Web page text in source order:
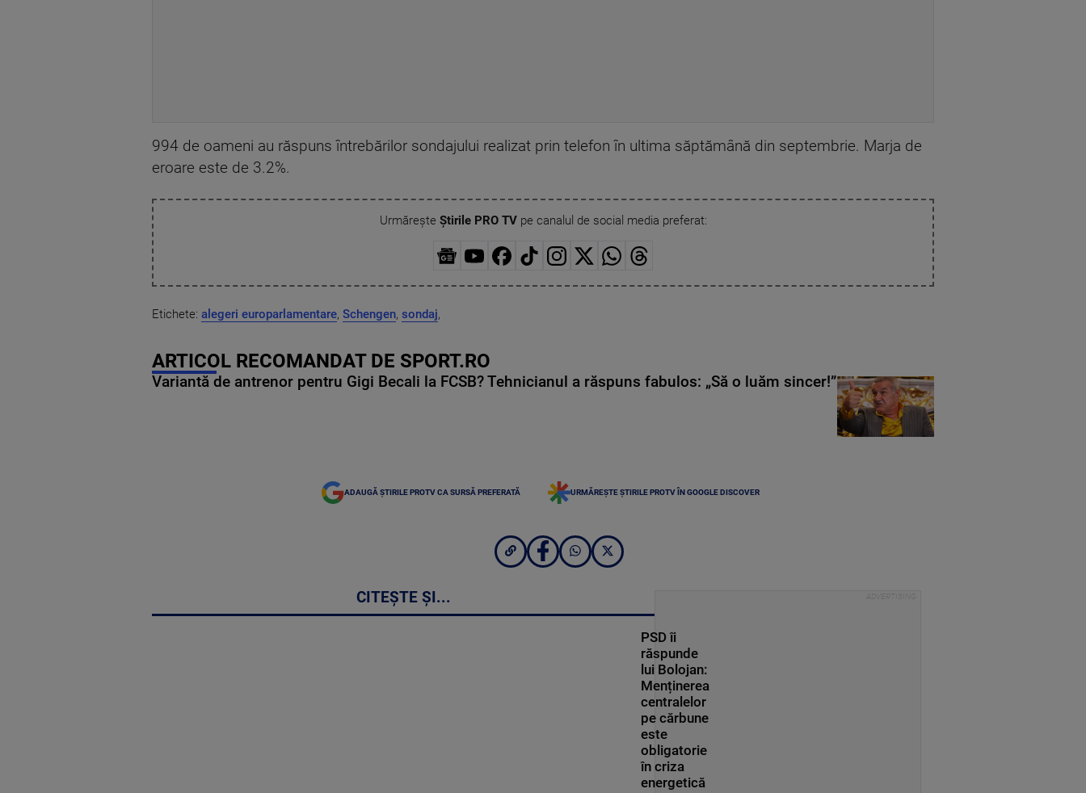
994 de oameni au răspuns întrebărilor sondajului realizat prin telefon în ultima săptămână din septembrie. Marja de
eroare este de 3.2%.
Urmărește Știrile PRO TVpe canalul de social media preferat:
Etichete: alegeri europarlamentare, Schengen, sondaj,
ARTICOL RECOMANDAT DE SPORT.RO
Variantă de antrenor pentru Gigi Becali la FCSB? Tehnicianul a răspuns fabulos: „Să o luăm sincer!”
ADAUGĂ ȘTIRILE PROTV CA SURSĂ PREFERATĂ URMĂREȘTE ȘTIRILE PROTV ÎN GOOGLE DISCOVER
CITEȘTE ȘI...
PSD îi
răspunde
lui Bolojan:
Menținerea
centralelor
pe cărbune
este
obligatorie
în criza
energetică